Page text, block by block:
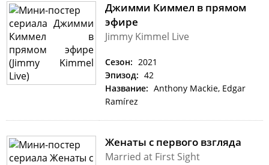
Джимми Киммел в прямом
эфире
Jimmy Kimmel Live
Сезон: 2021
Эпизод: 42
Название: Anthony Mackie, Edgar
Ramírez
Женаты с первого взгляда
Married at First Sight